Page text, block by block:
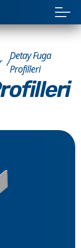
Detay Fuga
Profilleri